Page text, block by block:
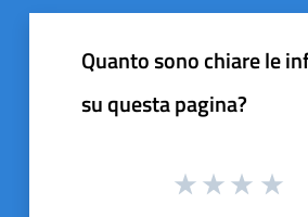
Quanto sono chiare le
su questa pagina?